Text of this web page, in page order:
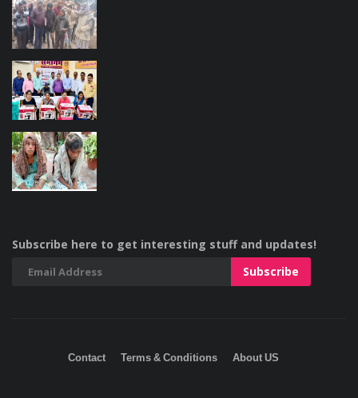
Subscribe here to get interesting stuff and updates!
Contact Terms & Conditions About US